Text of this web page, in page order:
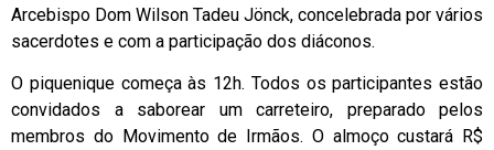
Arcebispo Dom Wilson Tadeu Jönck, concelebrada por vários
sacerdotes e com a participação dos diáconos.
O piquenique começa às 12h. Todos os participantes estão
convidados a saborear um carreteiro, preparado pelos
membros do Movimento de Irmãos. O almoço custará R$